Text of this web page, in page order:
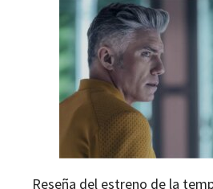
Reseña del estreno de la